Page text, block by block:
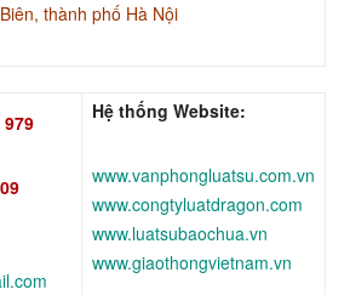
thành phố Hà Nội
979 Hệ thống Website:
www.vanphongluatsu.com.vn
www.congtyluatdragon.com
www.luatsubaochua.vn
www.giaothongvietnam.vn